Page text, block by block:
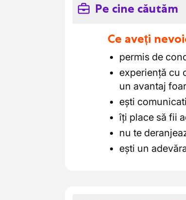
Pe cine căutăm
Ce aveți
permis de
experiență cu
un avantaj
ești
îți place să fii
nu te
ești un